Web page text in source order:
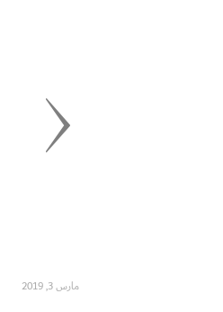
مارس 3, 2019